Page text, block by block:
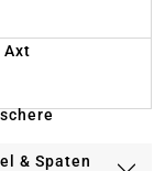
Axt
& Spaten